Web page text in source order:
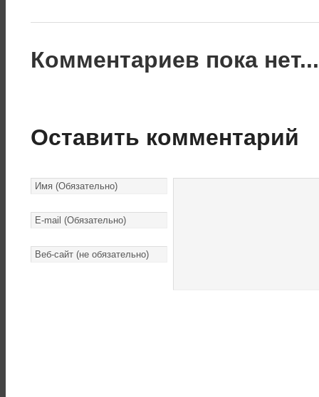
Комментариев пока
Оставить комментарий